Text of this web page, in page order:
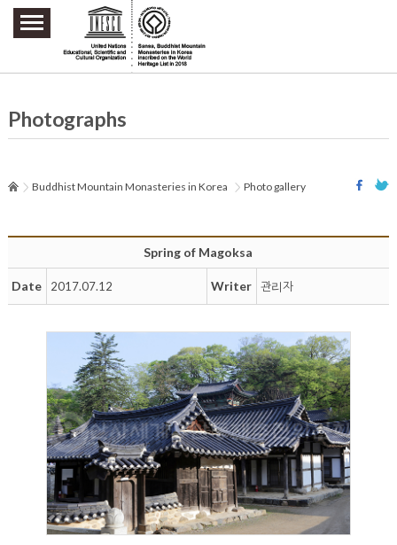
주요메뉴 바로가기
본문 바로가기
하단메뉴 바로가기
Photographs
Buddhist Mountain Monasteries in Korea Photo gallery
Spring of Magoksa
Date 2017.07.12 Writer 관리자